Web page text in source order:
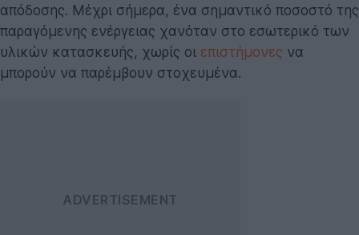
απόδοσης. Μέχρι σήμερα, ένα σημαντικό ποσοστό της
παραγόμενης ενέργειας χανόταν στο εσωτερικό των
υλικών κατασκευής, χωρίς οι επιστήμονες να
μπορούν να παρέμβουν στοχευμένα.